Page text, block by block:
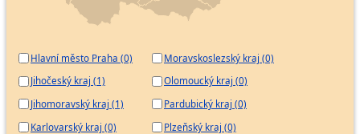
Hlavní město Praha (0)
Jihočeský kraj (1)
Jihomoravský kraj (1)
Karlovarský kraj (0)
Moravskoslezský kraj (0)
Olomoucký kraj (0)
Pardubický kraj (0)
Plzeňský kraj (0)